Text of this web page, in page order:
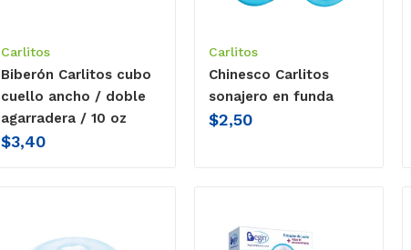
Carlitos
Biberón Carlitos cubo
cuello ancho / doble
agarradera / 10 oz
$3,40
Carlitos
Chinesco Carlitos
sonajero en funda
$2,50